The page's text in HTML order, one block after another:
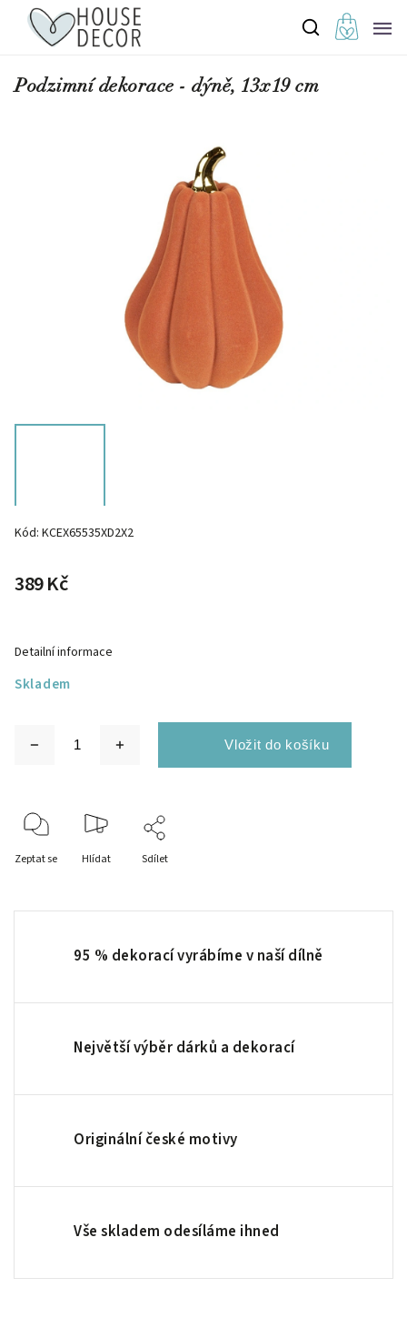
Podzimní dekorace - dýně, 13x19 cm
Kód: KCEX65535XD2X2
389 Kč
Skladem
Detailní informace
Zeptat se Hlídat Sdílet
95 % dekorací vyrábíme v naší dílně
Největší výběr dárků a dekorací
Originální české motivy
Vše skladem odesíláme ihned